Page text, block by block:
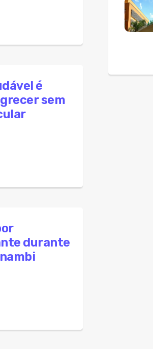
é
sem
durante